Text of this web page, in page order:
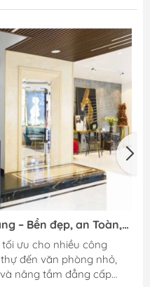
– Bền đẹp, an Toàn,
ưu cho nhiều công
đến văn phòng nhỏ,
nâng tầm đẳng cấp